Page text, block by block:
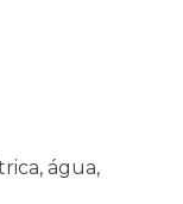
água,